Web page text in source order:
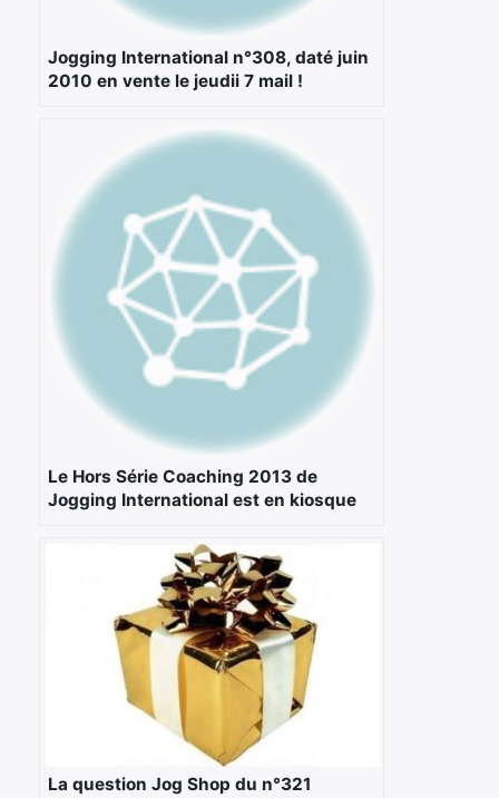
Jogging International n°308, daté juin
2010 en vente le jeudii 7 mail !
Le Hors Série Coaching 2013 de
Jogging International est en kiosque
La question Jog Shop du n°321